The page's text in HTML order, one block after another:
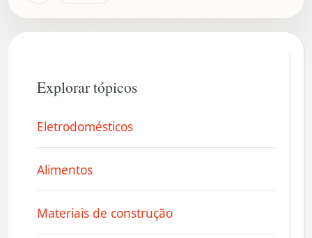
Explorar tópicos
Eletrodomésticos
Alimentos
Materiais de construção